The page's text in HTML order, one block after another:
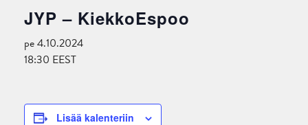
JYP – KiekkoEspoo
pe 4.10.2024
18:30 EEST
Lisää kalenteriin